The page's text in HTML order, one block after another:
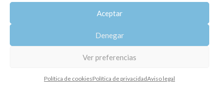
Aceptar
Denegar
Ver preferencias
Política de cookiesPolítica de privacidadAviso legal